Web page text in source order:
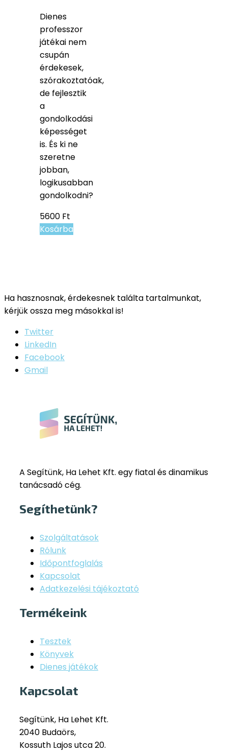
Dienes
professzor
játékai nem
csupán
érdekesek,
szórakoztatóak,
de fejlesztik
a
gondolkodási
képességet
is. És ki ne
szeretne
jobban,
logikusabban
gondolkodni?
5600 Ft
Kosárba
Ha hasznosnak, érdekesnek találta tartalmunkat,
kérjük ossza meg másokkal is!
Twitter
LinkedIn
Facebook
Gmail
A Segítünk, Ha Lehet Kft. egy fiatal és dinamikus
tanácsadó cég.
Segíthetünk?
Szolgáltatások
Rólunk
Időpontfoglalás
Kapcsolat
Adatkezelési tájékoztató
Termékeink
Tesztek
Könyvek
Dienes játékok
Kapcsolat
Segítünk, Ha Lehet Kft.
2040 Budaörs,
Kossuth Lajos utca 20.